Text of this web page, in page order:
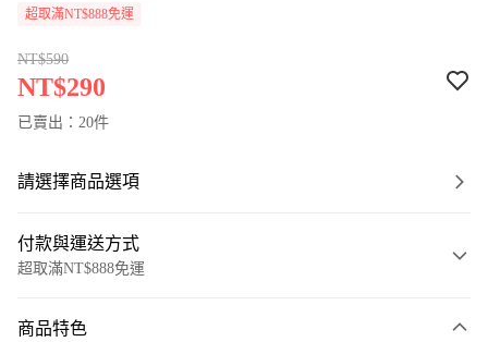
超取滿NT$888免運
NT$590
NT$290
已賣出：20件
請選擇商品選項
付款與運送方式
超取滿NT$888免運
商品特色